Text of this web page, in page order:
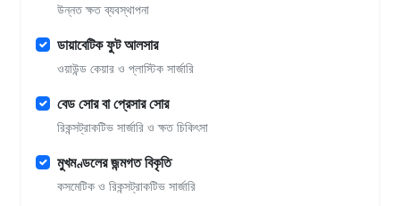
উন্নত ক্ষত ব্যবস্থাপনা
ডায়াবেটিক ফুট আলসার
ওয়াউন্ড কেয়ার ও প্লাস্টিক সার্জারি
বেড সোর বা প্রেসার সোর
রিকন্সট্রাকটিভ সার্জারি ও ক্ষত চিকিৎসা
মুখমণ্ডলের জন্মগত বিকৃতি
কসমেটিক ও রিকন্সট্রাকটিভ সার্জারি